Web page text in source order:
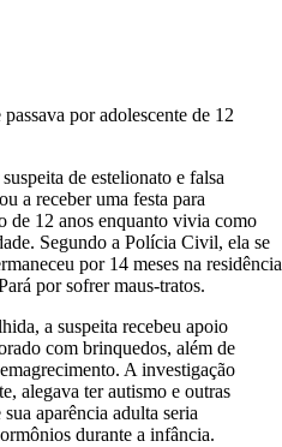
por adolescente de 12
de estelionato e falsa
a receber uma festa para
de 12 anos enquanto vivia como
Segundo a Polícia Civil, ela se
por 14 meses na residência
por sofrer maus-tratos.
a suspeita recebeu apoio
com brinquedos, além de
A investigação
alegava ter autismo e outras
aparência adulta seria
durante a infância.